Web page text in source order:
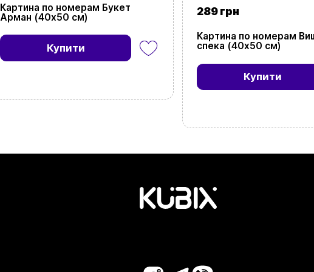
Картина по номерам Букет
Арман (40х50 см)
Купити
289 грн
Картина по номерам
спека (40х50 см)
Купити